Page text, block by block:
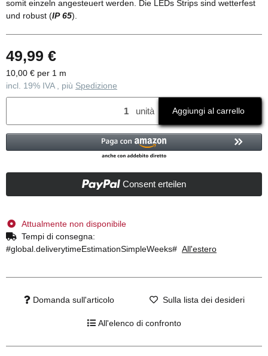
somit einzeln angesteuert werden. Die LEDs Strips sind wetterfest
und robust (IP 65).
49,99 €
10,00 € per 1 m
incl. 19% IVA , più Spedizione
unità Aggiungi al carrello
Consent erteilen
Attualmente non disponibile
Tempi di consegna:
#global.deliverytimeEstimationSimpleWeeks# All'estero
Domanda sull'articolo Sulla lista dei desideri
All'elenco di confronto